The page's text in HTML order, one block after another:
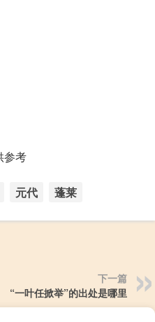
参考
元代 蓬莱
下一篇
“一叶任掀举”的出处是哪里